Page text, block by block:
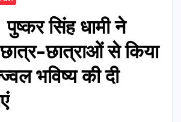
सिंह धामी ने
छात्र-छात्राओं से किया
भविष्य की दी